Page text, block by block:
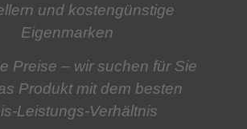
und kostengünstige
Eigenmarken
Preise – wir suchen für Sie
Produkt mit dem besten
Leistungs-Verhältnis